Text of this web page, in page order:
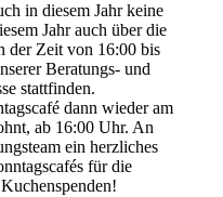
in diesem Jahr keine
Jahr auch über die
der Zeit von 16:00 bis
Beratungs- und
stattfinden.
dann wieder am
ab 16:00 Uhr. An
ein herzliches
für die